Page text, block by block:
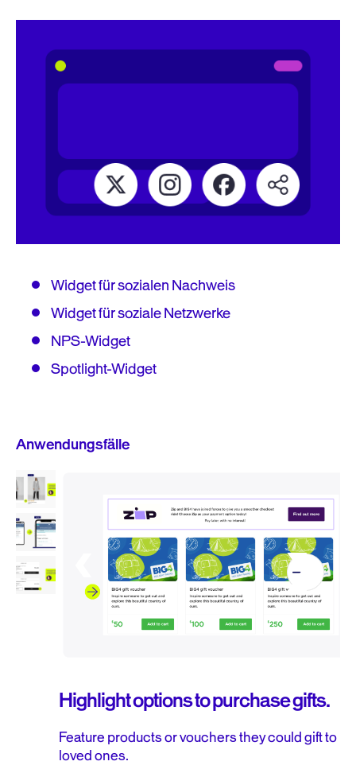
Widget für sozialen Nachweis
Widget für soziale Netzwerke
NPS-Widget
Spotlight-Widget
Anwendungsfälle
Highlight options to purchase gifts.
Feature products or vouchers they could gift to
loved ones.